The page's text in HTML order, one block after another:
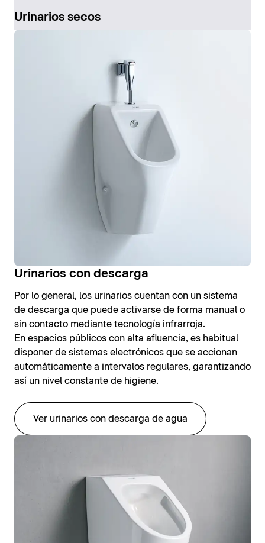
Urinarios secos
Urinarios con descarga
Por lo general, los urinarios cuentan con un sistema
de descarga que puede activarse de forma manual o
sin contacto mediante tecnología infrarroja.
En espacios públicos con alta afluencia, es habitual
disponer de sistemas electrónicos que se accionan
automáticamente a intervalos regulares, garantizando
así un nivel constante de higiene.
Ver urinarios con descarga de agua